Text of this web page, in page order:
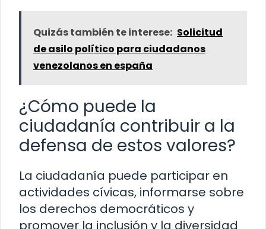
Quizás también te interese: Solicitud
de asilo político para ciudadanos
venezolanos en españa
¿Cómo puede la
ciudadanía contribuir a la
defensa de estos valores?
La ciudadanía puede participar en
actividades cívicas, informarse sobre
los derechos democráticos y
promover la inclusión y la diversidad